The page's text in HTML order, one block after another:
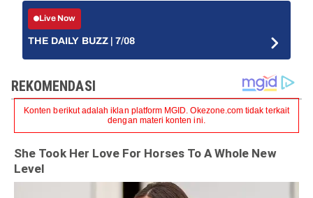
Live Now
THE DAILY BUZZ | 7/08